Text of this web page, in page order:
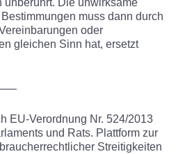
unberührt. Die unwirksame
muss dann durch
oder
gleichen Sinn hat, ersetzt
EU-Verordnung Nr. 524/2013
und Rats. Plattform zur
Streitigkeiten